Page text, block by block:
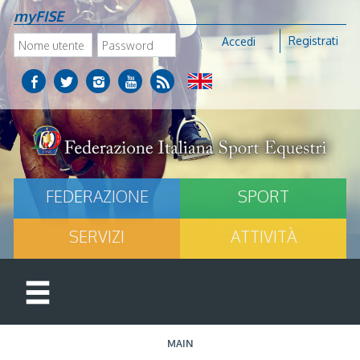
myFISE
Accedi Registrati
FEDERAZIONE
SPORT
SERVIZI
ATTIVITÀ
MAIN